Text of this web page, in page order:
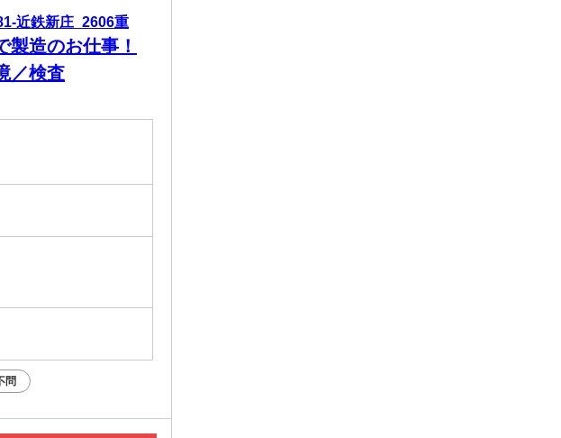
近鉄新庄_2606重
造のお仕事！
／検査
問